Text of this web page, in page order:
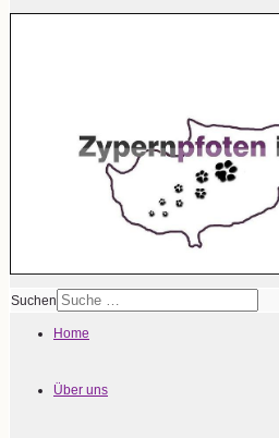
Suchen
Home
Über uns